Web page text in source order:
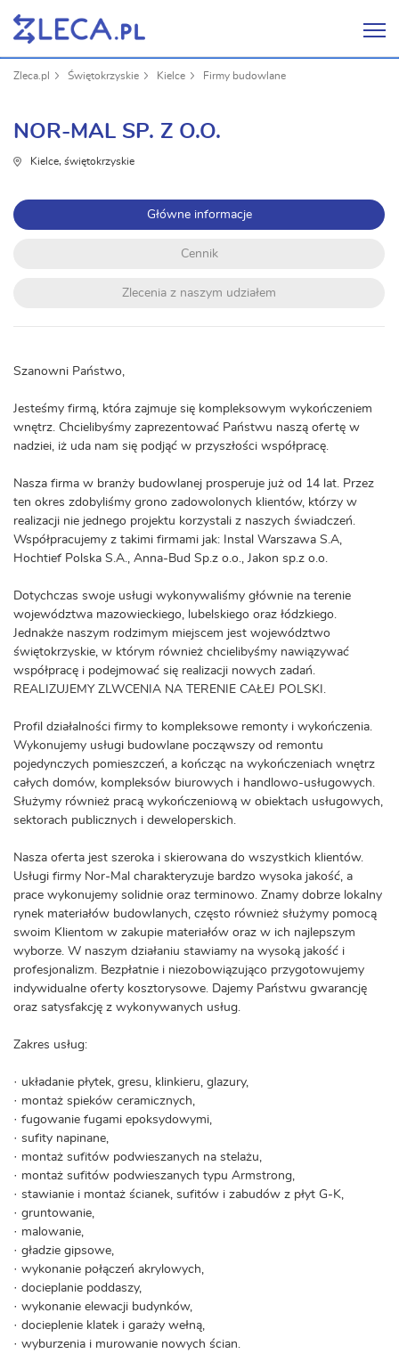
Zleca.pl Świętokrzyskie Kielce Firmy budowlane
NOR-MAL SP. Z O.O.
Kielce, świętokrzyskie
Główne informacje
Cennik
Zlecenia z naszym udziałem
Szanowni Państwo,
Jesteśmy firmą, która zajmuje się kompleksowym wykończeniem
wnętrz. Chcielibyśmy zaprezentować Państwu naszą ofertę w
nadziei, iż uda nam się podjąć w przyszłości współpracę.
Nasza firma w branży budowlanej prosperuje już od 14 lat. Przez
ten okres zdobyliśmy grono zadowolonych klientów, którzy w
realizacji nie jednego projektu korzystali z naszych świadczeń.
Współpracujemy z takimi firmami jak: Instal Warszawa S.A,
Hochtief Polska S.A., Anna-Bud Sp.z o.o., Jakon sp.z o.o.
Dotychczas swoje usługi wykonywaliśmy głównie na terenie
województwa mazowieckiego, lubelskiego oraz łódzkiego.
Jednakże naszym rodzimym miejscem jest województwo
świętokrzyskie, w którym również chcielibyśmy nawiązywać
współpracę i podejmować się realizacji nowych zadań.
REALIZUJEMY ZLWCENIA NA TERENIE CAŁEJ POLSKI.
Profil działalności firmy to kompleksowe remonty i wykończenia.
Wykonujemy usługi budowlane począwszy od remontu
pojedynczych pomieszczeń, a kończąc na wykończeniach wnętrz
całych domów, kompleksów biurowych i handlowo-usługowych.
Służymy również pracą wykończeniową w obiektach usługowych,
sektorach publicznych i deweloperskich.
Nasza oferta jest szeroka i skierowana do wszystkich klientów.
Usługi firmy Nor-Mal charakteryzuje bardzo wysoka jakość, a
prace wykonujemy solidnie oraz terminowo. Znamy dobrze lokalny
rynek materiałów budowlanych, często również służymy pomocą
swoim Klientom w zakupie materiałów oraz w ich najlepszym
wyborze. W naszym działaniu stawiamy na wysoką jakość i
profesjonalizm. Bezpłatnie i niezobowiązująco przygotowujemy
indywidualne oferty kosztorysowe. Dajemy Państwu gwarancję
oraz satysfakcję z wykonywanych usług.
Zakres usług:
· układanie płytek, gresu, klinkieru, glazury,
· montaż spieków ceramicznych,
· fugowanie fugami epoksydowymi,
· sufity napinane,
· montaż sufitów podwieszanych na stelażu,
· montaż sufitów podwieszanych typu Armstrong,
· stawianie i montaż ścianek, sufitów i zabudów z płyt G-K,
· gruntowanie,
· malowanie,
· gładzie gipsowe,
· wykonanie połączeń akrylowych,
· docieplanie poddaszy,
· wykonanie elewacji budynków,
· docieplenie klatek i garaży wełną,
· wyburzenia i murowanie nowych ścian.